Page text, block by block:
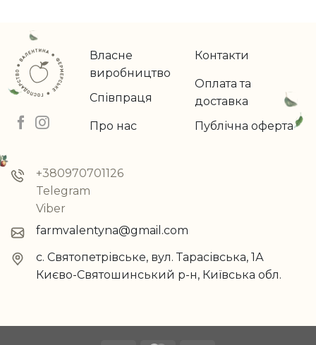
Власне
виробництво
Співпраця
Про нас
Контакти
Оплата та
доставка
Публічна оферта
+380970701126
Telegram
Viber
farmvalentyna@gmail.com
с. Святопетрівське, вул. Тарасівська, 1А
Києво-Святошинський р-н, Київська обл.